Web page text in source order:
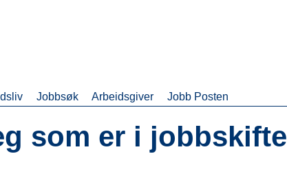
Jobbsøk Arbeidsgiver Jobb Posten
som er i jobbskifte